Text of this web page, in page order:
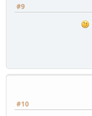
#9
#10